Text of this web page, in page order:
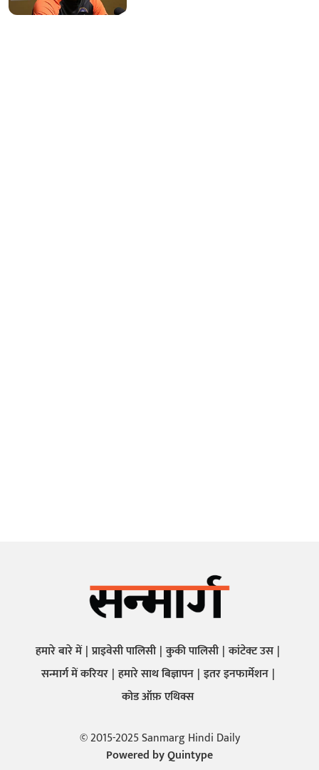
हमारे बारे में प्राइवेसी पालिसी कुकी पालिसी कांटेक्ट उस
सन्मार्ग में करियर हमारे साथ बिज्ञापन इतर इनफार्मेशन
कोड ऑफ़ एथिक्स
© 2015-2025 Sanmarg Hindi Daily
Powered byQuintype